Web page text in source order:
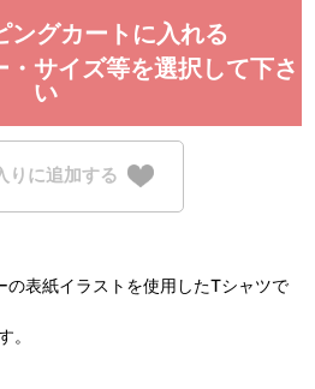
ングカートに入れる
サイズ等を選択して下さ
い
りに追加する
の表紙イラストを使用したTシャツで
。